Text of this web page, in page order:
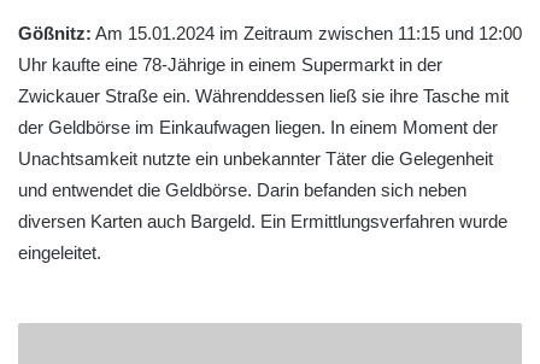
Gößnitz: Am 15.01.2024 im Zeitraum zwischen 11:15 und 12:00
Uhr kaufte eine 78-Jährige in einem Supermarkt in der
Zwickauer Straße ein. Währenddessen ließ sie ihre Tasche mit
der Geldbörse im Einkaufwagen liegen. In einem Moment der
Unachtsamkeit nutzte ein unbekannter Täter die Gelegenheit
und entwendet die Geldbörse. Darin befanden sich neben
diversen Karten auch Bargeld. Ein Ermittlungsverfahren wurde
eingeleitet.